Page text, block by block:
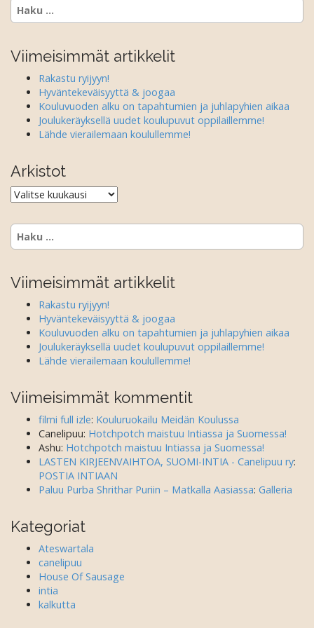
n
v
o
n
Haku:
Viimeisimmät artikkelit
Rakastu ryijyyn!
Hyväntekeväisyyttä & joogaa
Kouluvuoden alku on tapahtumien ja juhlapyhien aikaa
Joulukeräyksellä uudet koulupuvut oppilaillemme!
Lähde vierailemaan koulullemme!
Arkistot
Arkistot
Haku:
Viimeisimmät artikkelit
Rakastu ryijyyn!
Hyväntekeväisyyttä & joogaa
Kouluvuoden alku on tapahtumien ja juhlapyhien aikaa
Joulukeräyksellä uudet koulupuvut oppilaillemme!
Lähde vierailemaan koulullemme!
Viimeisimmät kommentit
filmi full izle: Kouluruokailu Meidän Koulussa
Canelipuu: Hotchpotch maistuu Intiassa ja Suomessa!
Ashu: Hotchpotch maistuu Intiassa ja Suomessa!
LASTEN KIRJEENVAIHTOA, SUOMI-INTIA - Canelipuu ry:
POSTIA INTIAAN
Paluu Purba Shrithar Puriin – Matkalla Aasiassa: Galleria
Kategoriat
Ateswartala
canelipuu
House Of Sausage
intia
kalkutta